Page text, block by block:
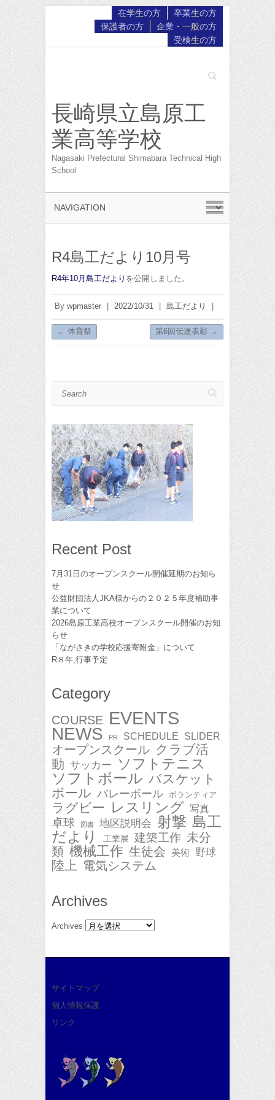
卒業生の方
在学生の方
企業・一般の方
保護者の方
受検生の方
Search
長崎県立島原工
業高等学校
Nagasaki Prefectural Shimabara Technical High
School
R4島工だより10月号
R4年10月島工だより を公開しました。
By wpmaster 2022/10/31 島工だより
← 体育祭 第6回伝達表彰 →
Recent Post
7月31日のオープンスクール開催延期のお知ら
せ
公益財団法人JKA様からの２０２５年度補助事
業について
2026島原工業高校オープンスクール開催のお知
らせ
「ながさきの学校応援寄附金」について
R８年,行事予定
Category
COURSE EVENTS
NEWS PR SCHEDULE SLIDER
オープンスクール クラブ活
動 サッカー ソフトテニス
ソフトボール バスケット
ボール バレーボール ボランティア
ラグビー レスリング 写真
卓球 図書 地区説明会 射撃 島工
だより
工業展 建築工作 未分
類 機械工作 生徒会 美術 野球
陸上 電気システム
Archives
Archives
サイトマップ
個人情報保護
リンク